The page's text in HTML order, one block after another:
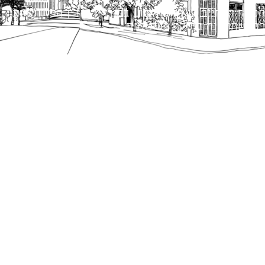
הנוסח המחייב הוא זה הקבוע בהוראות הדין הרלוונטיות
כפי שתהיינה בתוקף מעת לעת.